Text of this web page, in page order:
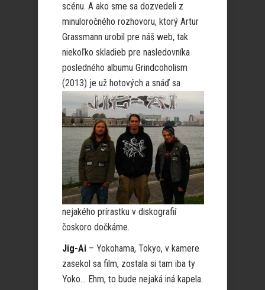
scénu. A ako sme sa dozvedeli z
minuloročného rozhovoru, ktorý Artur
Grassmann urobil pre náš web, tak
niekoľko skladieb pre nasledovníka
posledného albumu Grindcoholism
(2013) je už hotových a snáď sa
nejakého prírastku v diskografií
čoskoro dočkáme.
Jig-Ai – Yokohama, Tokyo, v kamere
zasekol sa film, zostala si tam iba ty
Yoko… Ehm, to bude nejaká iná kapela.